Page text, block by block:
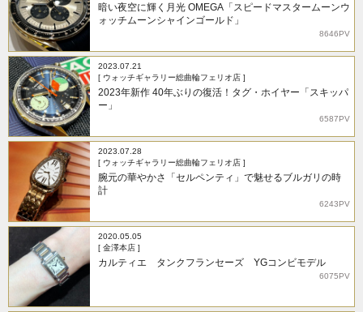
暗い夜空に輝く月光 OMEGA「スピードマスタームーンウ
ォッチムーンシャインゴールド」
8646PV
2023.07.21
[ ウォッチギャラリー総曲輪フェリオ店 ]
2023年新作 40年ぶりの復活！タグ・ホイヤー「スキッパ
ー」
6587PV
2023.07.28
[ ウォッチギャラリー総曲輪フェリオ店 ]
腕元の華やかさ「セルペンティ」で魅せるブルガリの時
計
6243PV
2020.05.05
[ 金澤本店 ]
カルティエ タンクフランセーズ YGコンビモデル
6075PV